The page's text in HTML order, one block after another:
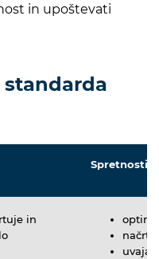
in upoštevati
standarda
Spretnosti
in
uvaja